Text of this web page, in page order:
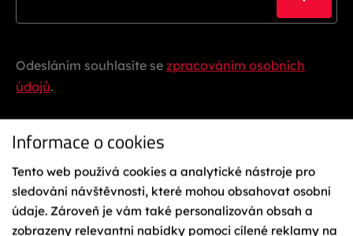
Odesláním souhlasíte se zpracováním osobních
údajů.
Ochrana osobních údajů
Informace o cookies
Tento web používá cookies a analytické nástroje pro
sledování návštěvnosti, které mohou obsahovat osobní
údaje. Zároveň je vám také personalizován obsah a
zobrazeny relevantní nabídky pomoci cílené reklamy na